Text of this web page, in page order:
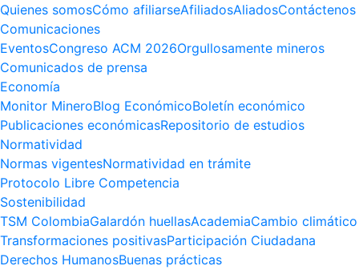
Quienes somosCómo afiliarseAfiliadosAliadosContáctenos
Comunicaciones
EventosCongreso ACM 2026Orgullosamente mineros
Comunicados de prensa
Economía
Monitor MineroBlog EconómicoBoletín económico
Publicaciones económicasRepositorio de estudios
Normatividad
Normas vigentesNormatividad en trámite
Protocolo Libre Competencia
Sostenibilidad
TSM ColombiaGalardón huellasAcademiaCambio climático
Transformaciones positivasParticipación Ciudadana
Derechos HumanosBuenas prácticas